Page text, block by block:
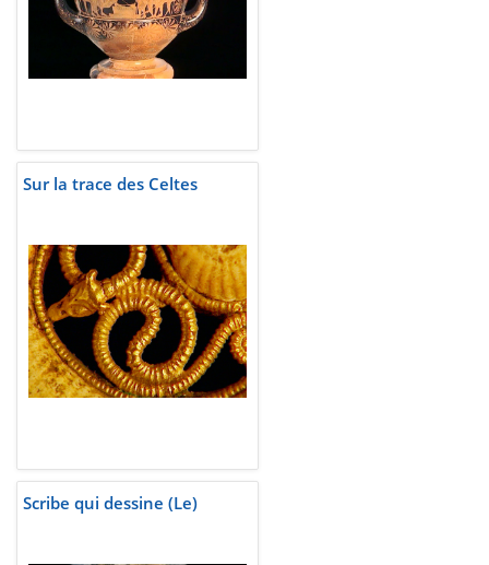
Sur la trace des Celtes
Scribe qui dessine (Le)